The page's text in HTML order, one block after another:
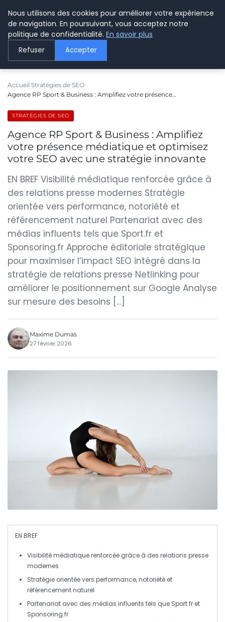
LE WEBMARKETING
Accueil Stratégies de SEO
Agence RP Sport & Business : Amplifiez votre présence…
STRATÉGIES DE SEO
Agence RP Sport & Business : Amplifiez
votre présence médiatique et optimisez
votre SEO avec une stratégie innovante
EN BREF Visibilité médiatique renforcée grâce à
des relations presse modernes Stratégie
orientée vers performance, notoriété et
référencement naturel Partenariat avec des
médias influents tels que Sport.fr et
Sponsoring.fr Approche éditoriale stratégique
pour maximiser l’impact SEO intégré dans la
stratégie de relations presse Netlinking pour
améliorer le positionnement sur Google Analyse
sur mesure des besoins […]
Maxime Dumas
27 février 2026
EN BREF
Visibilitémédiatique renforcée grâce à des relations presse
modernes
Stratégie orientée vers performance,notoriété et
référencement naturel
Partenariat avec des médias influents tels que Sport.fr et
Sponsoring.fr
Nous utilisons des cookies pour améliorer votre expérience
de navigation. En poursuivant, vous acceptez notre
politique de confidentialité. En savoir plus
Refuser Accepter